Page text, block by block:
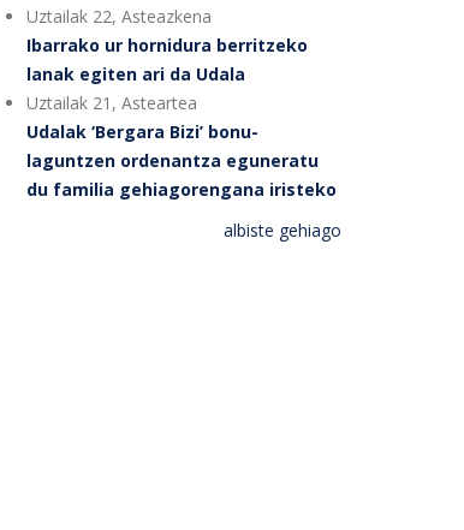
Uztailak 22, Asteazkena
Ibarrako ur hornidura berritzeko
lanak egiten ari da Udala
Uztailak 21, Asteartea
Udalak ‘Bergara Bizi’ bonu-
laguntzen ordenantza eguneratu
du familia gehiagorengana iristeko
albiste gehiago